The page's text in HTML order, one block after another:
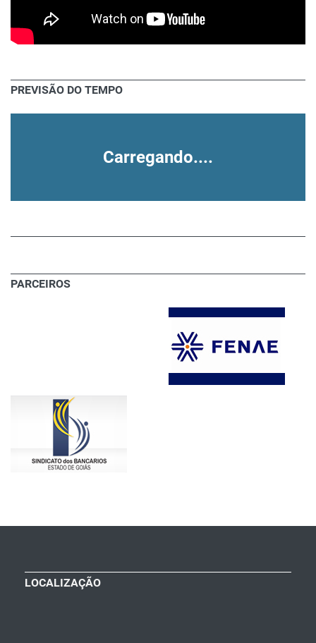
PREVISÃO DO TEMPO
Carregando....
PARCEIROS
LOCALIZAÇÃO